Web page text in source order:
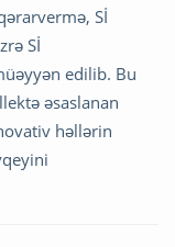
Sİ
Sİ
edilib. Bu
əsaslanan
həllərin